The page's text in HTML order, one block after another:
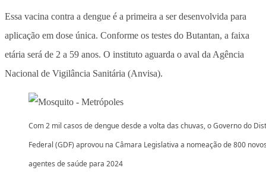
Essa vacina contra a dengue é a primeira a ser desenvolvida para
aplicação em dose única. Conforme os testes do Butantan, a faixa
etária será de 2 a 59 anos. O instituto aguarda o aval da Agência
Nacional de Vigilância Sanitária (Anvisa).
Com 2 mil casos de dengue desde a volta das chuvas, o Governo do
Federal (GDF) aprovou na Câmara Legislativa a nomeação de 800
agentes de saúde para 2024